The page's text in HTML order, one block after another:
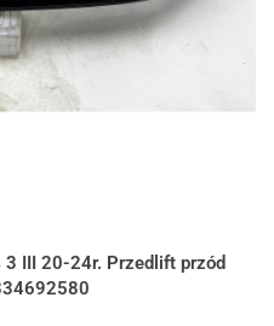
III 20-24r. Przedlift przód